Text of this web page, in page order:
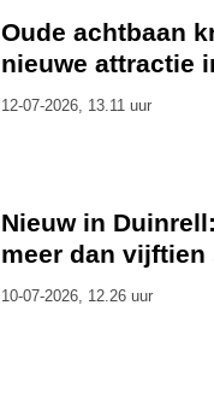
Oude achtbaan
nieuwe attractie
12-07-2026, 13.11 uur
Nieuw in
meer dan
10-07-2026, 12.26 uur